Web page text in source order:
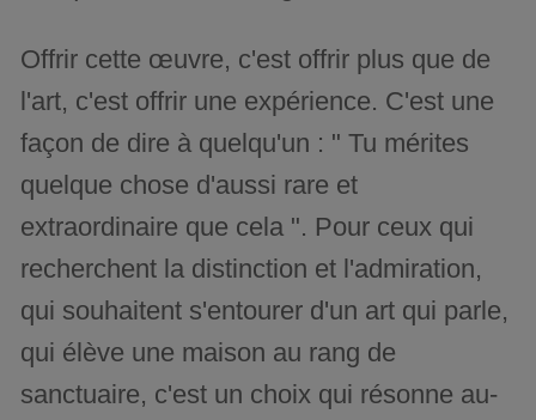
Offrir cette œuvre, c'est offrir plus que de
l'art, c'est offrir une expérience. C'est une
façon de dire à quelqu'un : " Tu mérites
quelque chose d'aussi rare et
extraordinaire que cela ". Pour ceux qui
recherchent la distinction et l'admiration,
qui souhaitent s'entourer d'un art qui parle,
qui élève une maison au rang de
sanctuaire, c'est un choix qui résonne au-